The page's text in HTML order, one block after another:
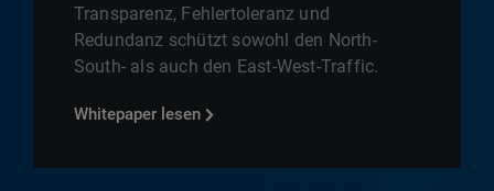
Transparenz, Fehlertoleranz und
Redundanz schützt sowohl den North-
South- als auch den East-West-Traffic.
Whitepaper lesen